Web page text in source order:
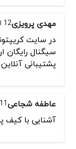
مهدی پرویزی12 اسفند 1403 - 17:10
در سایت
سیگنال رایگان
پشتیبانی آنلاین و 24ساعتم
عاطفه شجاعی11 اسفند 1403 - 09:10
آشنایی با کیف